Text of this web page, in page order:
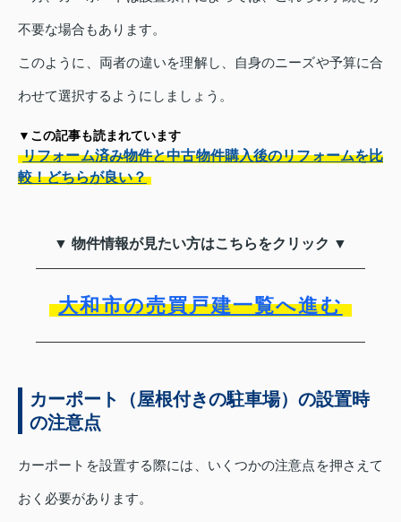
不要な場合もあります。
このように、両者の違いを理解し、自身のニーズや予算に合
わせて選択するようにしましょう。
▼この記事も読まれています
リフォーム済み物件と中古物件購入後のリフォームを比
較！どちらが良い？
▼ 物件情報が見たい方はこちらをクリック ▼
大和市の売買戸建一覧へ進む
カーポート（屋根付きの駐車場）の設置時
の注意点
カーポートを設置する際には、いくつかの注意点を押さえて
おく必要があります。